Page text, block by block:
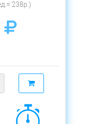
238р.)